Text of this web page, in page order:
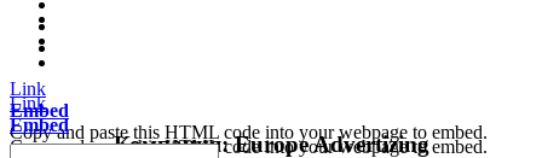
Link
Embed
Copy and paste this HTML code into your webpage to embed.
Link
Embed
Copy and paste this HTML code into your webpage to embed.
Компания: Europe Advertizing